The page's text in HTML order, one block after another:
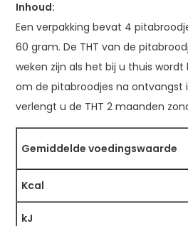
Inhoud:
Een verpakking bevat 4
60 gram. De THT van de
weken zijn als het bij u thuis
om de pitabroodjes na ontvangst
verlengt u de THT 2 maanden
Gemiddelde voedingswaarde
Kcal
kJ